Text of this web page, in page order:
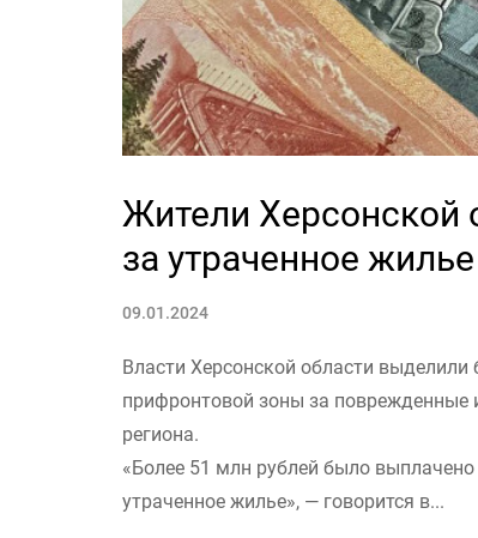
Жители Херсонской
за утраченное
09.01.2024
Власти Херсонской области
прифронтовой зоны за
региона.
«Более 51 млн рублей было
утраченное жилье», — говорится в...